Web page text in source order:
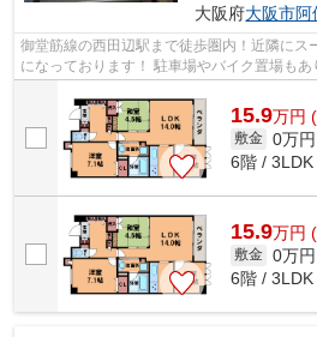
大阪府大阪市阿
御堂筋線の西田辺駅まで徒歩圏内！近隣にス
になっております！ 駐車場やバイク置場もあり、浴室テレビ、床暖など分譲
15.9万円
敷金 0万円
6階 /
15.9万円
敷金 0万円
6階 /